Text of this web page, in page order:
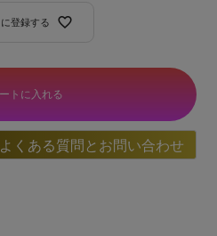
登録する
トに入れる
よくある質問とお問い合わせ